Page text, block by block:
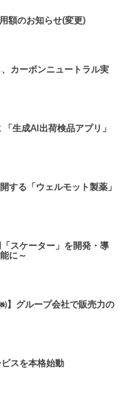
額のお知らせ(変更)
カーボンニュートラル実
生成AI出荷検品アプリ」
する「ウェルモット製薬」
スケーター」を開発・導
に～
】グループ会社で販売力の
スを本格始動